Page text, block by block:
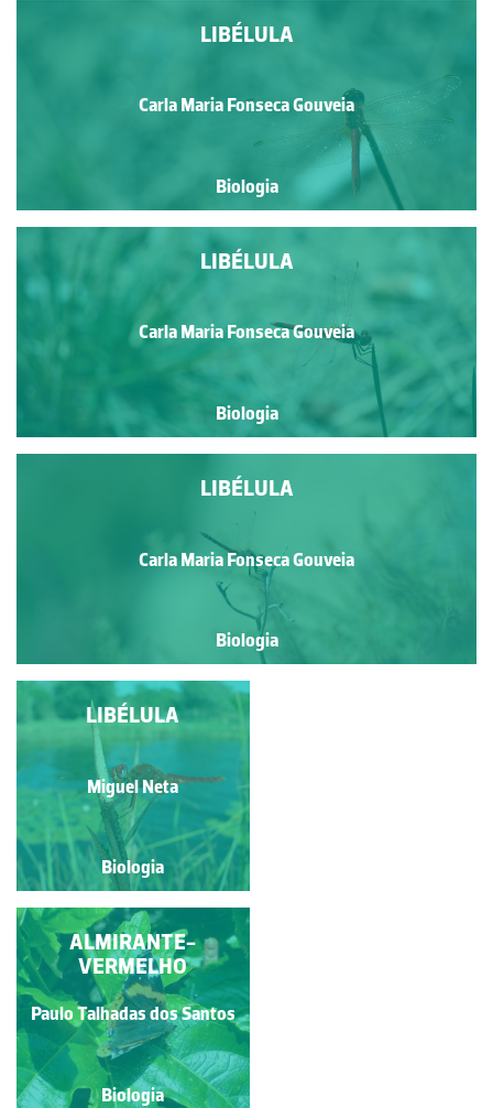
LIBÉLULA
Carla Maria Fonseca Gouveia
Biologia
LIBÉLULA
Carla Maria Fonseca Gouveia
Biologia
LIBÉLULA
Carla Maria Fonseca Gouveia
Biologia
APARELHO BOCAL DE
LARVA DE LIBÉLULA
Equip'Aqua
Biologia
LIBÉLULA
Miguel Neta
Biologia
LIBÉLULA DE
NERVURAS
VERMELHAS (MACHO)
Ana Cristina Rito
Biologia
ALMIRANTE-
VERMELHO
Paulo Talhadas dos Santos
Biologia